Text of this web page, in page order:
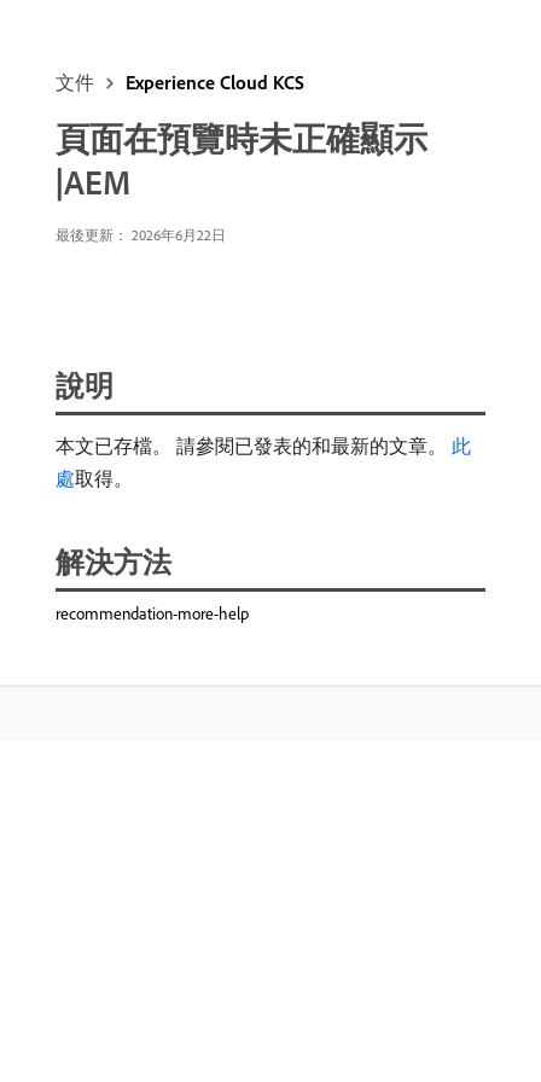
文件 Experience Cloud KCS
頁面在預覽時未正確顯示
|AEM
最後更新： 2026年6月22日
說明
本文已存檔。 請參閱已發表的和最新的文章。 此
處取得。
解決方法
recommendation-more-help